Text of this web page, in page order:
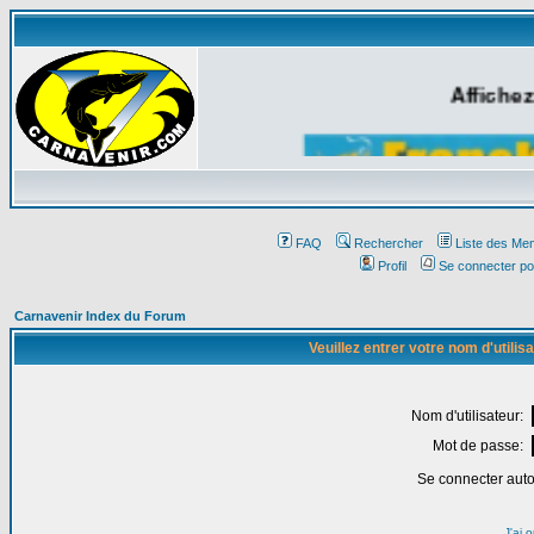
FAQ Rechercher
Liste des
Profil
Se connecter
Carnavenir Index du Forum
Veuillez entrer votre nom
Nom d'utilisateur:
Mot de passe:
Se connecter